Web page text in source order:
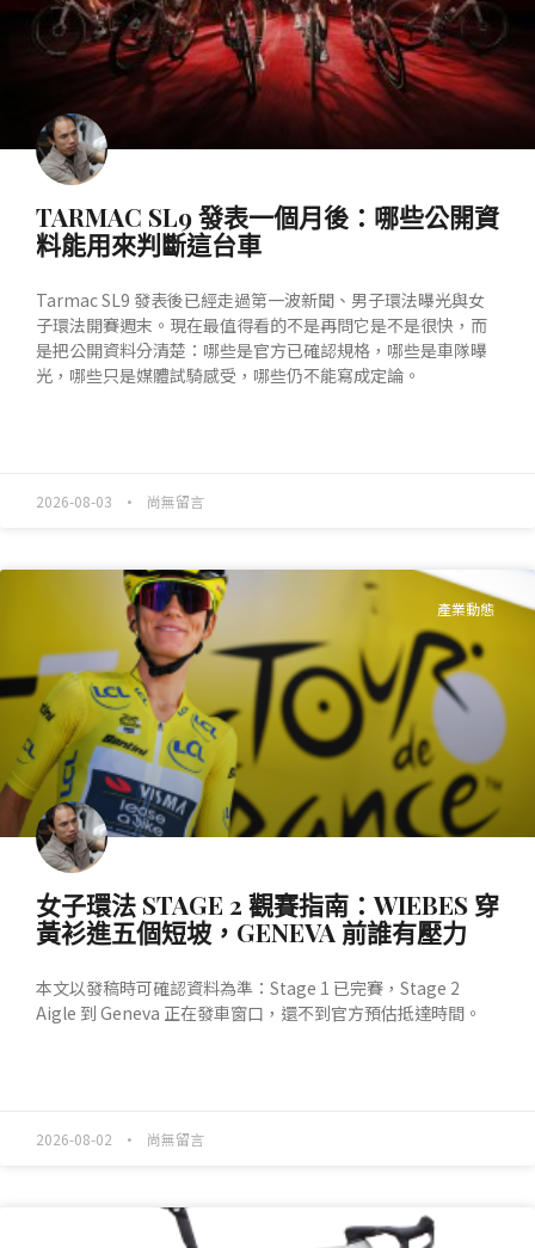
TARMAC SL9 發表一個月後：哪些公開資
料能用來判斷這台車
Tarmac SL9 發表後已經走過第一波新聞、男子環法曝光與女
子環法開賽週末。現在最值得看的不是再問它是不是很快，而
是把公開資料分清楚：哪些是官方已確認規格，哪些是車隊曝
光，哪些只是媒體試騎感受，哪些仍不能寫成定論。
2026-08-03 尚無留言
產業動態
女子環法 STAGE 2 觀賽指南：WIEBES 穿
黃衫進五個短坡，GENEVA 前誰有壓力
本文以發稿時可確認資料為準：Stage 1 已完賽，Stage 2
Aigle 到 Geneva 正在發車窗口，還不到官方預估抵達時間。
2026-08-02 尚無留言